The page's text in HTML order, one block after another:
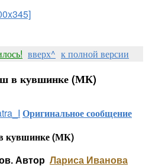
вверх^ к полной версии
в кувшинке (МК)
Оригинальное сообщение
кувшинке (МК)
Автор Лариса Иванова